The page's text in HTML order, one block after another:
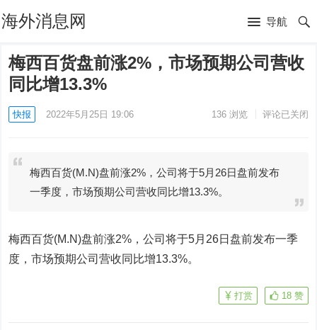
海外消息网 导航
梅西百货盘前涨2%，市场预期公司营收
同比增13.3%
快报 2022年5月25日 19:06 136浏览 评论已关闭
梅西百货(M.N)盘前涨2%，公司将于5月26日盘前发布
一季度，市场预期公司营收同比增13.3%。
梅西百货(M.N)盘前涨2%，公司将于5月26日盘前发布一季
度，市场预期公司营收同比增13.3%。
18 赞
打赏